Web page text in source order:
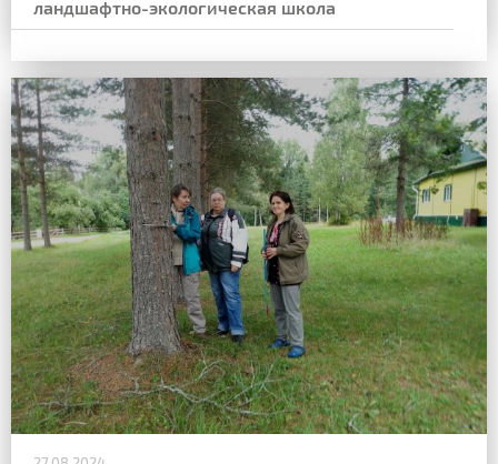
ландшафтно-экологическая школа